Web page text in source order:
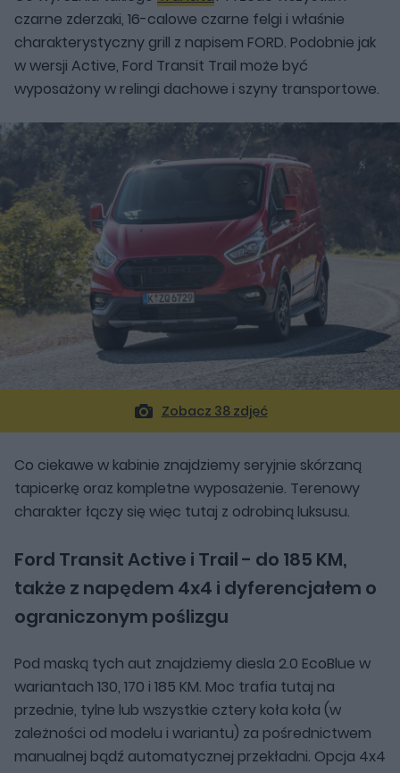
czarne zderzaki, 16-calowe czarne felgi i właśnie
charakterystyczny grill z napisem FORD. Podobnie jak
w wersji Active, Ford Transit Trail może być
wyposażony w relingi dachowe i szyny transportowe.
Zobacz 38 zdjęć
Co ciekawe w kabinie znajdziemy seryjnie skórzaną
tapicerkę oraz kompletne wyposażenie. Terenowy
charakter łączy się więc tutaj z odrobiną luksusu.
Ford Transit Active i Trail - do 185 KM,
także z napędem 4x4 i dyferencjałem o
ograniczonym poślizgu
Pod maską tych aut znajdziemy diesla 2.0 EcoBlue w
wariantach 130, 170 i 185 KM. Moc trafia tutaj na
przednie, tylne lub wszystkie cztery koła koła (w
zależności od modelu i wariantu) za pośrednictwem
manualnej bądź automatycznej przekładni. Opcja 4x4